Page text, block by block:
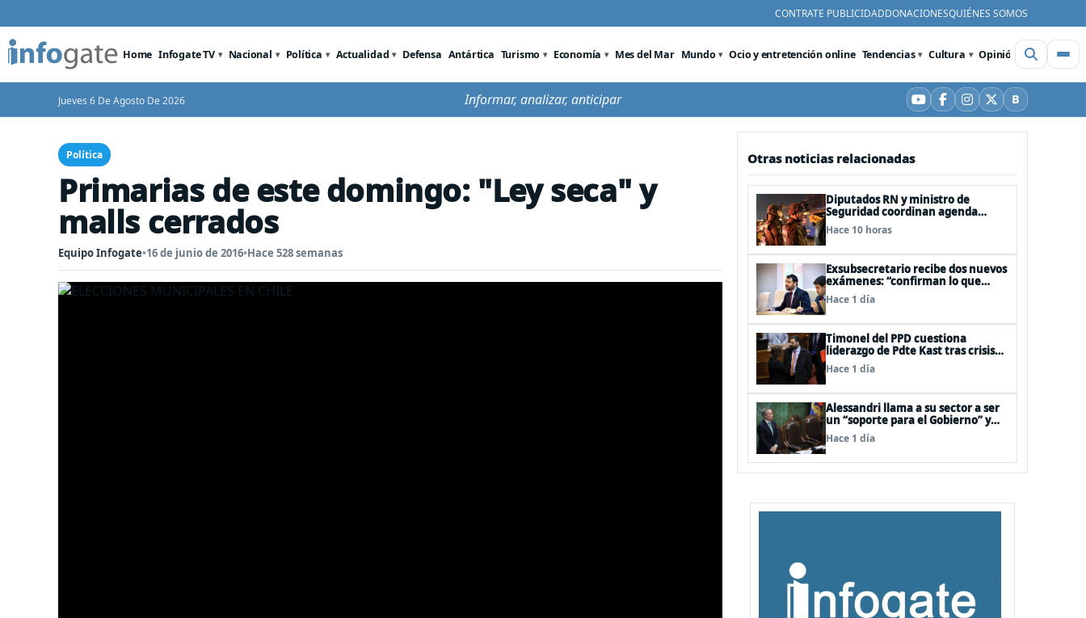
CONTRATE PUBLICIDADDONACIONESQUIÉNES SOMOS
Home Infogate TV Nacional Política Actualidad Defensa Antártica Turismo Economía Mes del Mar Mundo Ocio y entretención online Tendencias Cultura Opinión Videos
Jueves 6 De Agosto De 2026 Informar, analizar, anticipar YouTube
Facebook
Instagram
X BBluesky
Política
Primarias de este domingo: "Ley seca" y
malls cerrados
Equipo Infogate•16 de junio de 2016•Hace 528 semanas
Otras noticias relacionadas
Diputados RN y ministro de
Seguridad coordinan agenda
legislativa y fast track de
proyectos
Hace 10 horas
Exsubsecretario recibe dos nuevos
exámenes: “confirman lo que
siempre he dicho que no consumo
droga”
Hace 1 día
Timonel del PPD cuestiona
liderazgo de Pdte Kast tras crisis
interna en el oficialismo: “Es
incapaz de ordenar la casa”
Hace 1 día
Alessandri llama a su sector a ser
un “soporte para el Gobierno” y
evitar peleas internas tras disputa
Squella-Pavez
Hace 1 día